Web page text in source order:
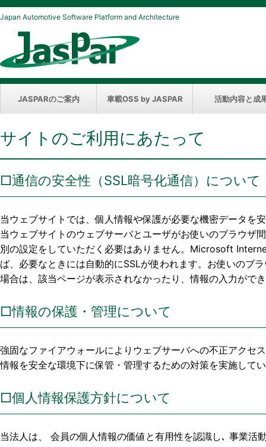
Japan Automotive Software Platform and Architecture
JASPARのご案内 車載OSS by JASPAR 活動内容と成
サイトのご利用にあたって
□通信の安全性（SSL暗号化通信）について
当ウェブサイトでは、個人情報や保護が必要な機密データ
当ウェブサイトのウェブサーバとユーザがお使いのブラウザ
別の設定をしていただく必要はありません。Microsoft
ば、必要なときには自動的にSSLが使われます。お使いのブ
場合は、該当ページが表示されなかったり、情報の入力がで
□情報の保護・管理について
強固なファイアウォールによりウェブサーバへの不正アクセ
情報を安全な環境下に保管・管理するための対策を実施して
□個人情報保護方針について
当法人は、 会員の個人情報の価値と有用性を認識し､ 事業活